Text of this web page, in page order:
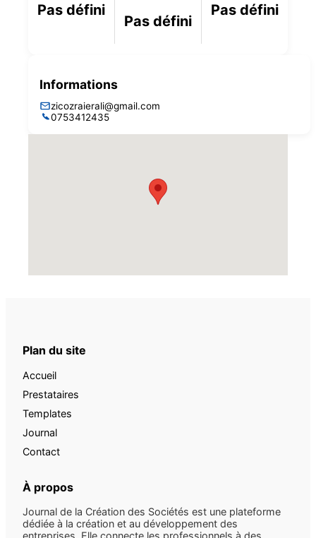
Pas défini
Pas défini
Pas défini
Informations
zicozraierali@gmail.com
0753412435
Plan du site
Accueil
Prestataires
Templates
Journal
Contact
À propos
Journal de la Création des Sociétés est une plateforme
dédiée à la création et au développement des
entreprises. Elle connecte les professionnels à des